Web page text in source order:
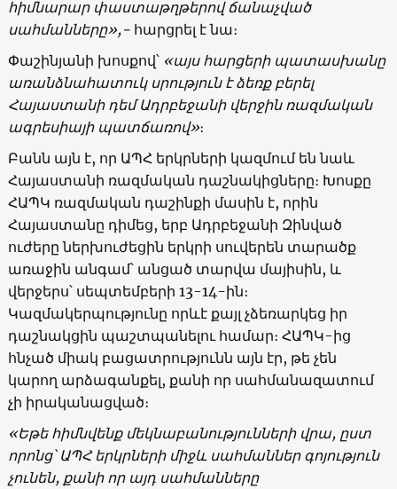
հիմնարար փաստաթղթերով ճանաչված
սահմանները»,-հարցրել է նա։
Փաշինյանի խոսքով՝ «այս հարցերի պատասխանը
առանձնահատուկ սրություն է ձեռք բերել
Հայաստանի դեմ Ադրբեջանի վերջին ռազմական
ագրեսիայի պատճառով»։
Բանն այն է, որ ԱՊՀ երկրների կազմում են նաև
Հայաստանի ռազմական դաշնակիցները։ Խոսքը
ՀԱՊԿ ռազմական դաշինքի մասին է, որին
Հայաստանը դիմեց, երբ Ադրբեջանի Զինված
ուժերը ներխուժեցին երկրի սուվերեն տարածք
առաջին անգամ՝ անցած տարվա մայիսին, և
վերջերս՝ սեպտեմբերի 13-14-ին։
Կազմակերպությունը որևէ քայլ չձեռարկեց իր
դաշնակցին պաշտպանելու համար։ ՀԱՊԿ-ից
հնչած միակ բացատրությունն այն էր, թե չեն
կարող արձագանքել, քանի որ սահմանազատում
չի իրականացված։
«Եթե հիմնվենք մեկնաբանությունների վրա, ըստ
որոնց՝ ԱՊՀ երկրների միջև սահմաններ գոյություն
չունեն, քանի որ այդ սահմանները